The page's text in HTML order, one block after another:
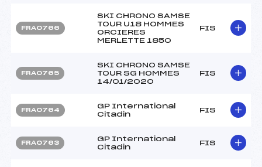
FRA0766
SKI CHRONO SAMSE
TOUR U18 HOMMES
ORCIERES
MERLETTE 1850
FIS
FRA0765
SKI CHRONO SAMSE
TOUR SG HOMMES
14/01/2020
FIS
FRA0764
GP International
Citadin
FIS
FRA0763
GP International
Citadin
FIS